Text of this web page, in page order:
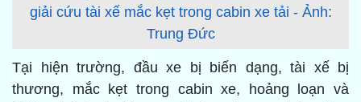
giải cứu tài xế mắc kẹt trong cabin xe tải - Ảnh:
Trung Đức
Tại hiện trường, đầu xe bị biến dạng, tài xế bị
thương, mắc kẹt trong cabin xe, hoảng loạn và